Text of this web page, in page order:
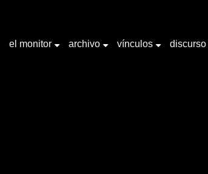
el monitor archivo vínculos discurso